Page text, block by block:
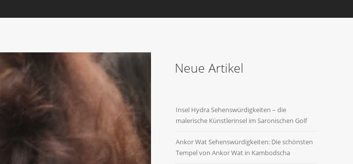
Neue Artikel
Insel Hydra Sehenswürdigkeiten – die
malerische Künstlerinsel im Saronischen Golf
Ankor Wat Sehenswürdigkeiten: Die schönsten
Tempel von Ankor Wat in Kambodscha